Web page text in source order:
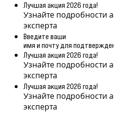
Лучшая акция 2026 года!
Узнайте подробности
эксперта
Введите ваши
имя и почту для
Лучшая акция 2026 года!
Узнайте подробности
эксперта
Лучшая акция 2026 года!
Узнайте подробности
эксперта